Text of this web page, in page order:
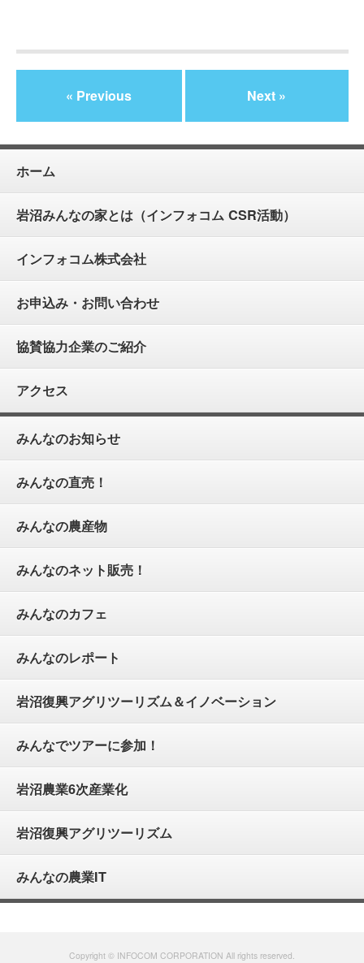
« Previous Next »
ホーム
岩沼みんなの家とは（インフォコム CSR活動）
インフォコム株式会社
お申込み・お問い合わせ
協賛協力企業のご紹介
アクセス
みんなのお知らせ
みんなの直売！
みんなの農産物
みんなのネット販売！
みんなのカフェ
みんなのレポート
岩沼復興アグリツーリズム＆イノベーション
みんなでツアーに参加！
岩沼農業6次産業化
岩沼復興アグリツーリズム
みんなの農業IT
Copyright © INFOCOM CORPORATION All rights reserved.